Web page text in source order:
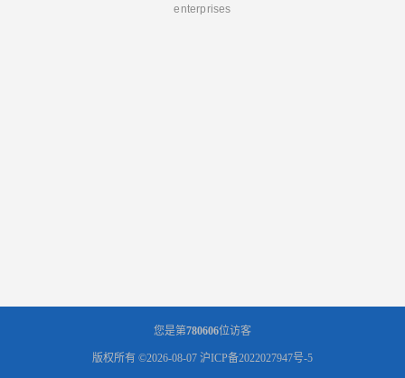
enterprises
您是第780606位访客
版权所有 ©2026-08-07 沪ICP备2022027947号-5